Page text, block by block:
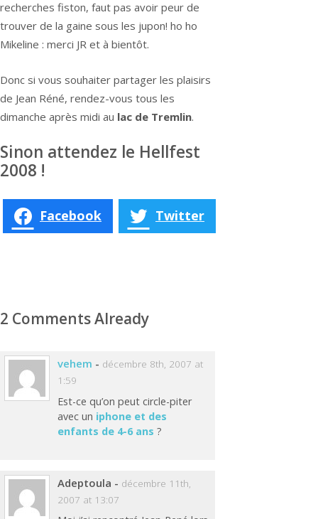
recherches fiston, faut pas avoir peur de
trouver de la gaine sous les jupon! ho ho
Mikeline : merci JR et à bientôt.
Donc si vous souhaiter partager les plaisirs
de Jean Réné, rendez-vous tous les
dimanche après midi au lac de Tremlin.
Sinon attendez le Hellfest
2008 !
Facebook Twitter
2 Comments Already
vehem - décembre 8th, 2007 at
1:59
Est-ce qu’on peut circle-piter
avec un iphone et des
enfants de 4-6 ans ?
Adeptoula - décembre 11th,
2007 at 13:07